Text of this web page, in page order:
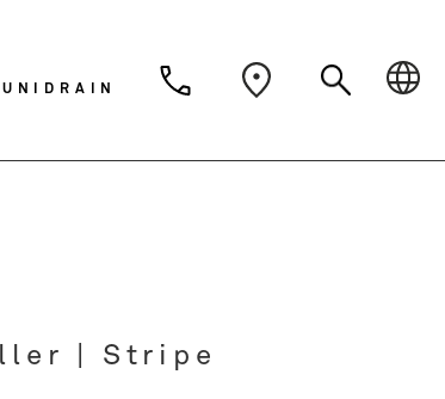
Nederlands
| Stripe